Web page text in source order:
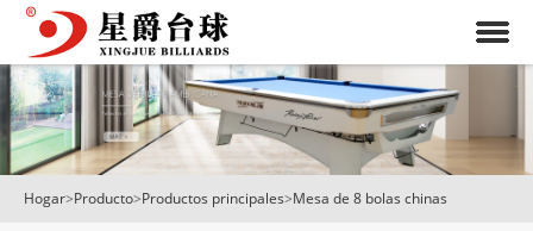
Hogar> Producto> Productos principales> Mesa de 8 bolas chinas